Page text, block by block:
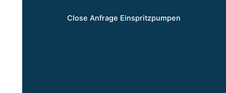
Close Anfrage Einspritzpumpen